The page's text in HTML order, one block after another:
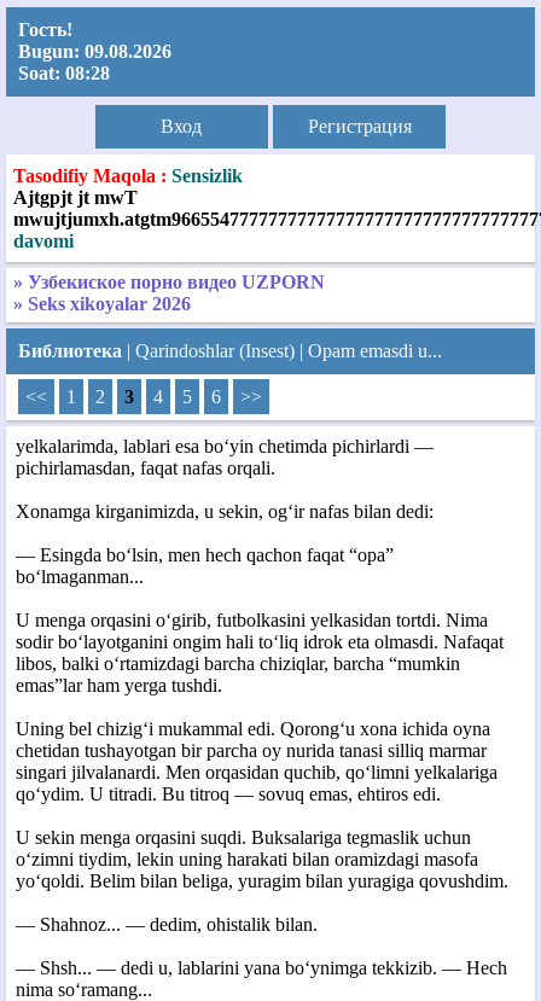
Гость!
Bugun: 09.08.2026
Soat: 08:28
Вход Регистрация
Tasodifiy Maqola : Sensizlik
Ajtgpjt jt mwT
davomi
» Узбекиское порно видео UZPORN
» Seks xikoyalar 2026
Библиотека | Qarindoshlar (Insest) | Opam emasdi u...
<< 1 2 3 4 5 6 >>
yelkalarimda, lablari esa bo‘yin chetimda pichirlardi —
pichirlamasdan, faqat nafas orqali.
Xonamga kirganimizda, u sekin, og‘ir nafas bilan dedi:
— Esingda bo‘lsin, men hech qachon faqat “opa”
bo‘lmaganman...
U menga orqasini o‘girib, futbolkasini yelkasidan tortdi. Nima
sodir bo‘layotganini ongim hali to‘liq idrok eta olmasdi. Nafaqat
libos, balki o‘rtamizdagi barcha chiziqlar, barcha “mumkin
emas”lar ham yerga tushdi.
Uning bel chizig‘i mukammal edi. Qorong‘u xona ichida oyna
chetidan tushayotgan bir parcha oy nurida tanasi silliq marmar
singari jilvalanardi. Men orqasidan quchib, qo‘limni yelkalariga
qo‘ydim. U titradi. Bu titroq — sovuq emas, ehtiros edi.
U sekin menga orqasini suqdi. Buksalariga tegmaslik uchun
o‘zimni tiydim, lekin uning harakati bilan oramizdagi masofa
yo‘qoldi. Belim bilan beliga, yuragim bilan yuragiga qovushdim.
— Shahnoz... — dedim, ohistalik bilan.
— Shsh... — dedi u, lablarini yana bo‘ynimga tekkizib. — Hech
nima so‘ramang...